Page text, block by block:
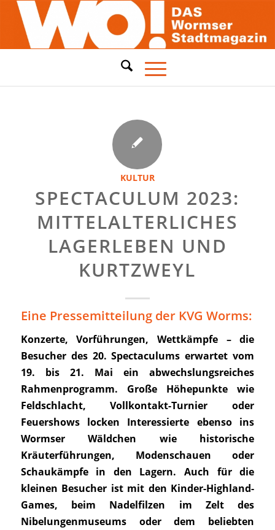
KULTUR
SPECTACULUM 2023:
MITTELALTERLICHES
LAGERLEBEN UND
KURTZWEYL
Eine Pressemitteilung der KVG Worms:
Konzerte, Vorführungen, Wettkämpfe – die
Besucher des 20. Spectaculums erwartet vom
19. bis 21. Mai ein abwechslungsreiches
Rahmenprogramm. Große Höhepunkte wie
Feldschlacht, Vollkontakt-Turnier oder
Feuershows locken Interessierte ebenso ins
Wormser Wäldchen wie historische
Kräuterführungen, Modenschauen oder
Schaukämpfe in den Lagern. Auch für die
kleinen Besucher ist mit den Kinder-Highland-
Games, beim Nadelfilzen im Zelt des
Nibelungenmuseums oder dem beliebten